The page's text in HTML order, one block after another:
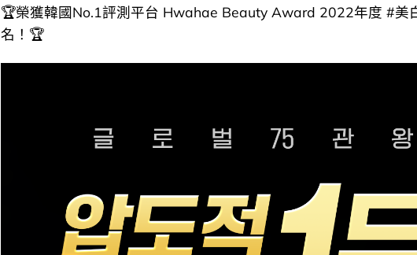
🏆榮獲韓國No.1評測平台 Hwahae Beauty Award 2022年度 #美
名！🏆